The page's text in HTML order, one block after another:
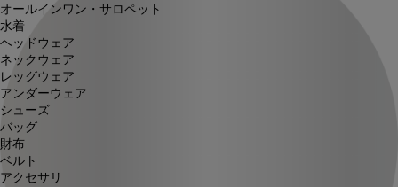
オールインワン・サロペット
水着
ヘッドウェア
ネックウェア
レッグウェア
アンダーウェア
シューズ
バッグ
財布
ベルト
アクセサリ